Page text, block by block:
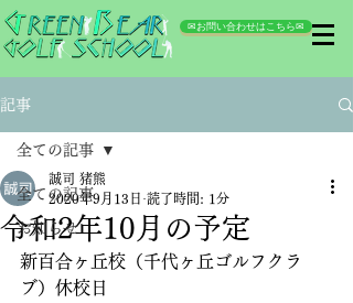
✉お問い合わせはこちら✉
記事
全ての記事
お知らせ
全ての記事
令和2年10月の予定
誠司 猪熊
2020年9月13日 読了時間: 1分
新百合ヶ丘校（千代ヶ丘ゴルフクラ
ブ）休校日